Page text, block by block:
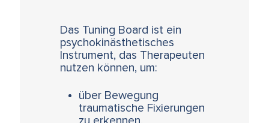
Das Tuning Board ist ein
psychokinästhetisches
Instrument, das Therapeuten
nutzen können, um:
über Bewegung
traumatische Fixierungen